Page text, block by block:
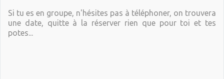
Si tu es en groupe, n'hésites pas à téléphoner, on trouvera
une date, quitte à la réserver rien que pour toi et tes
potes...